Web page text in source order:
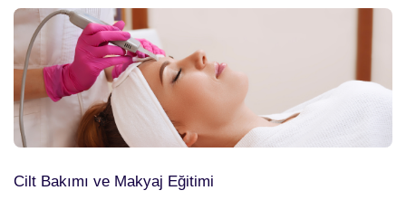
Cilt Bakımı ve Makyaj Eğitimi